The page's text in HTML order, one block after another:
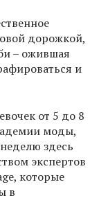
дорожкой,
– ожившая
и
от 5 до 8
моды,
здесь
экспертов
которые
в